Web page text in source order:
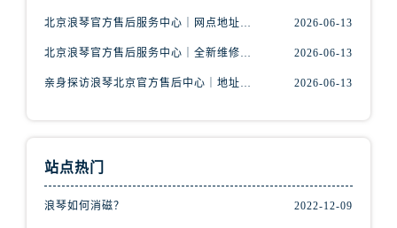
北京浪琴官方售后服务中心｜网点地址及热线权威信息公示（2026年6月最新） 2026-06-13
北京浪琴官方售后服务中心｜全新维修门店地址及电话权威信息公示（2026年6月最新） 2026-06-13
亲身探访浪琴北京官方售后中心｜地址报修全流程真实经历（2026年6月最新） 2026-06-13
站点热门
浪琴如何消磁？ 2022-12-09